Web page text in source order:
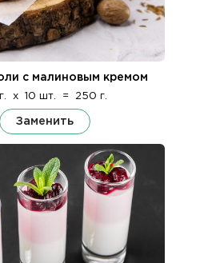
с малиновым кремом
x 10 шт. = 250 г.
Заменить